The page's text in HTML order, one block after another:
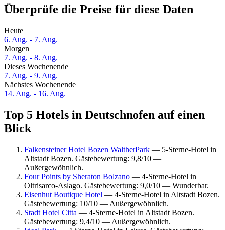
Überprüfe die Preise für diese Daten
Heute
6. Aug. - 7. Aug.
Morgen
7. Aug. - 8. Aug.
Dieses Wochenende
7. Aug. - 9. Aug.
Nächstes Wochenende
14. Aug. - 16. Aug.
Top 5 Hotels in Deutschnofen auf einen
Blick
Falkensteiner Hotel Bozen WaltherPark — 5-Sterne-Hotel in
Altstadt Bozen. Gästebewertung: 9,8/10 —
Außergewöhnlich.
Four Points by Sheraton Bolzano — 4-Sterne-Hotel in
Oltrisarco-Aslago. Gästebewertung: 9,0/10 — Wunderbar.
Eisenhut Boutique Hotel — 4-Sterne-Hotel in Altstadt Bozen.
Gästebewertung: 10/10 — Außergewöhnlich.
Stadt Hotel Citta — 4-Sterne-Hotel in Altstadt Bozen.
Gästebewertung: 9,4/10 — Außergewöhnlich.